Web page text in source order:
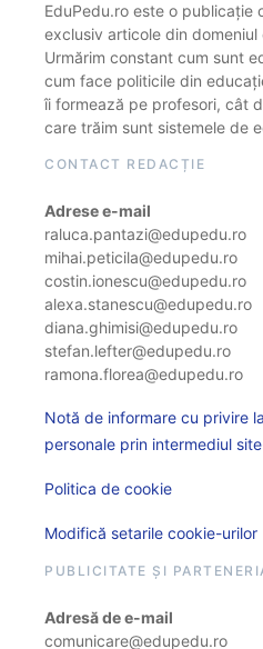
EduPedu.ro este o publicație
exclusiv articole din
Urmărim constant cum sunt
cum face politicile din
îi formează pe profesori, cât
care trăim sunt sistemele de
CONTACT REDACȚIE
Adrese e-mail
raluca.pantazi@edupedu.ro
mihai.peticila@edupedu.ro
costin.ionescu@edupedu.ro
alexa.stanescu@edupedu.ro
diana.ghimisi@edupedu.ro
stefan.lefter@edupedu.ro
ramona.florea@edupedu.ro
Notă de informare cu privire
personale prin intermediul
Politica de cookie
Modifică setarile cookie-urilor
PUBLICITATE ȘI
Adresă de e-mail
comunicare@edupedu.ro